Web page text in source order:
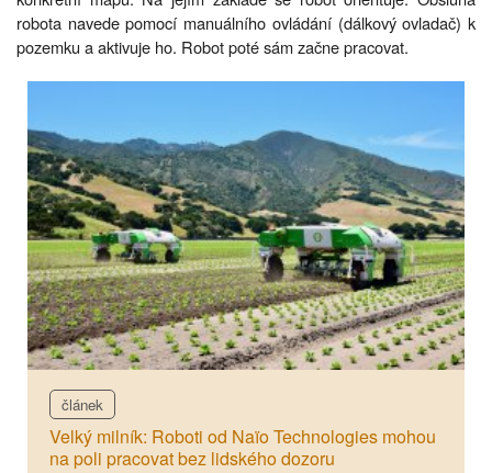
robota navede pomocí manuálního ovládání (dálkový ovladač) k
pozemku a aktivuje ho. Robot poté sám začne pracovat.
článek
Velký milník: Roboti od Naïo Technologies mohou
na poli pracovat bez lidského dozoru